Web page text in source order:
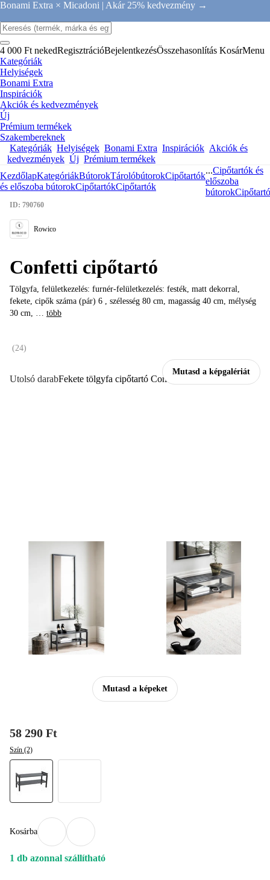
Bonami Extra × Micadoni | Akár 25% kedvezmény →
4 000 Ft nekedRegisztrációBejelentkezésÖsszehasonlítás KosárMenu
Kategóriák
Helyiségek
Bonami Extra
Inspirációk
Akciók és kedvezmények
Új
Prémium termékek
Szakembereknek
Kategóriák Helyiségek Bonami Extra Inspirációk Akciók és
kedvezmények Új Prémium termékek
KezdőlapKategóriákBútorokTárolóbútorokCipőtartók
és előszoba bútorokCipőtartókCipőtartók
...Cipőtartók és
előszoba
bútorok
Mutasd a képgalériát
Mutasd a képeket
Utolsó darab
ID: 790760
Rowico
Confetti cipőtartó
Tölgyfa, felületkezelés: furnér-felületkezelés: festék, matt dekorral,
fekete, cipők száma (pár) 6 , szélesség 80 cm, magasság 40 cm, mélység
30 cm, … több
(24)
58 290 Ft
Szín (2)
Kosárba
1 db azonnal szállítható